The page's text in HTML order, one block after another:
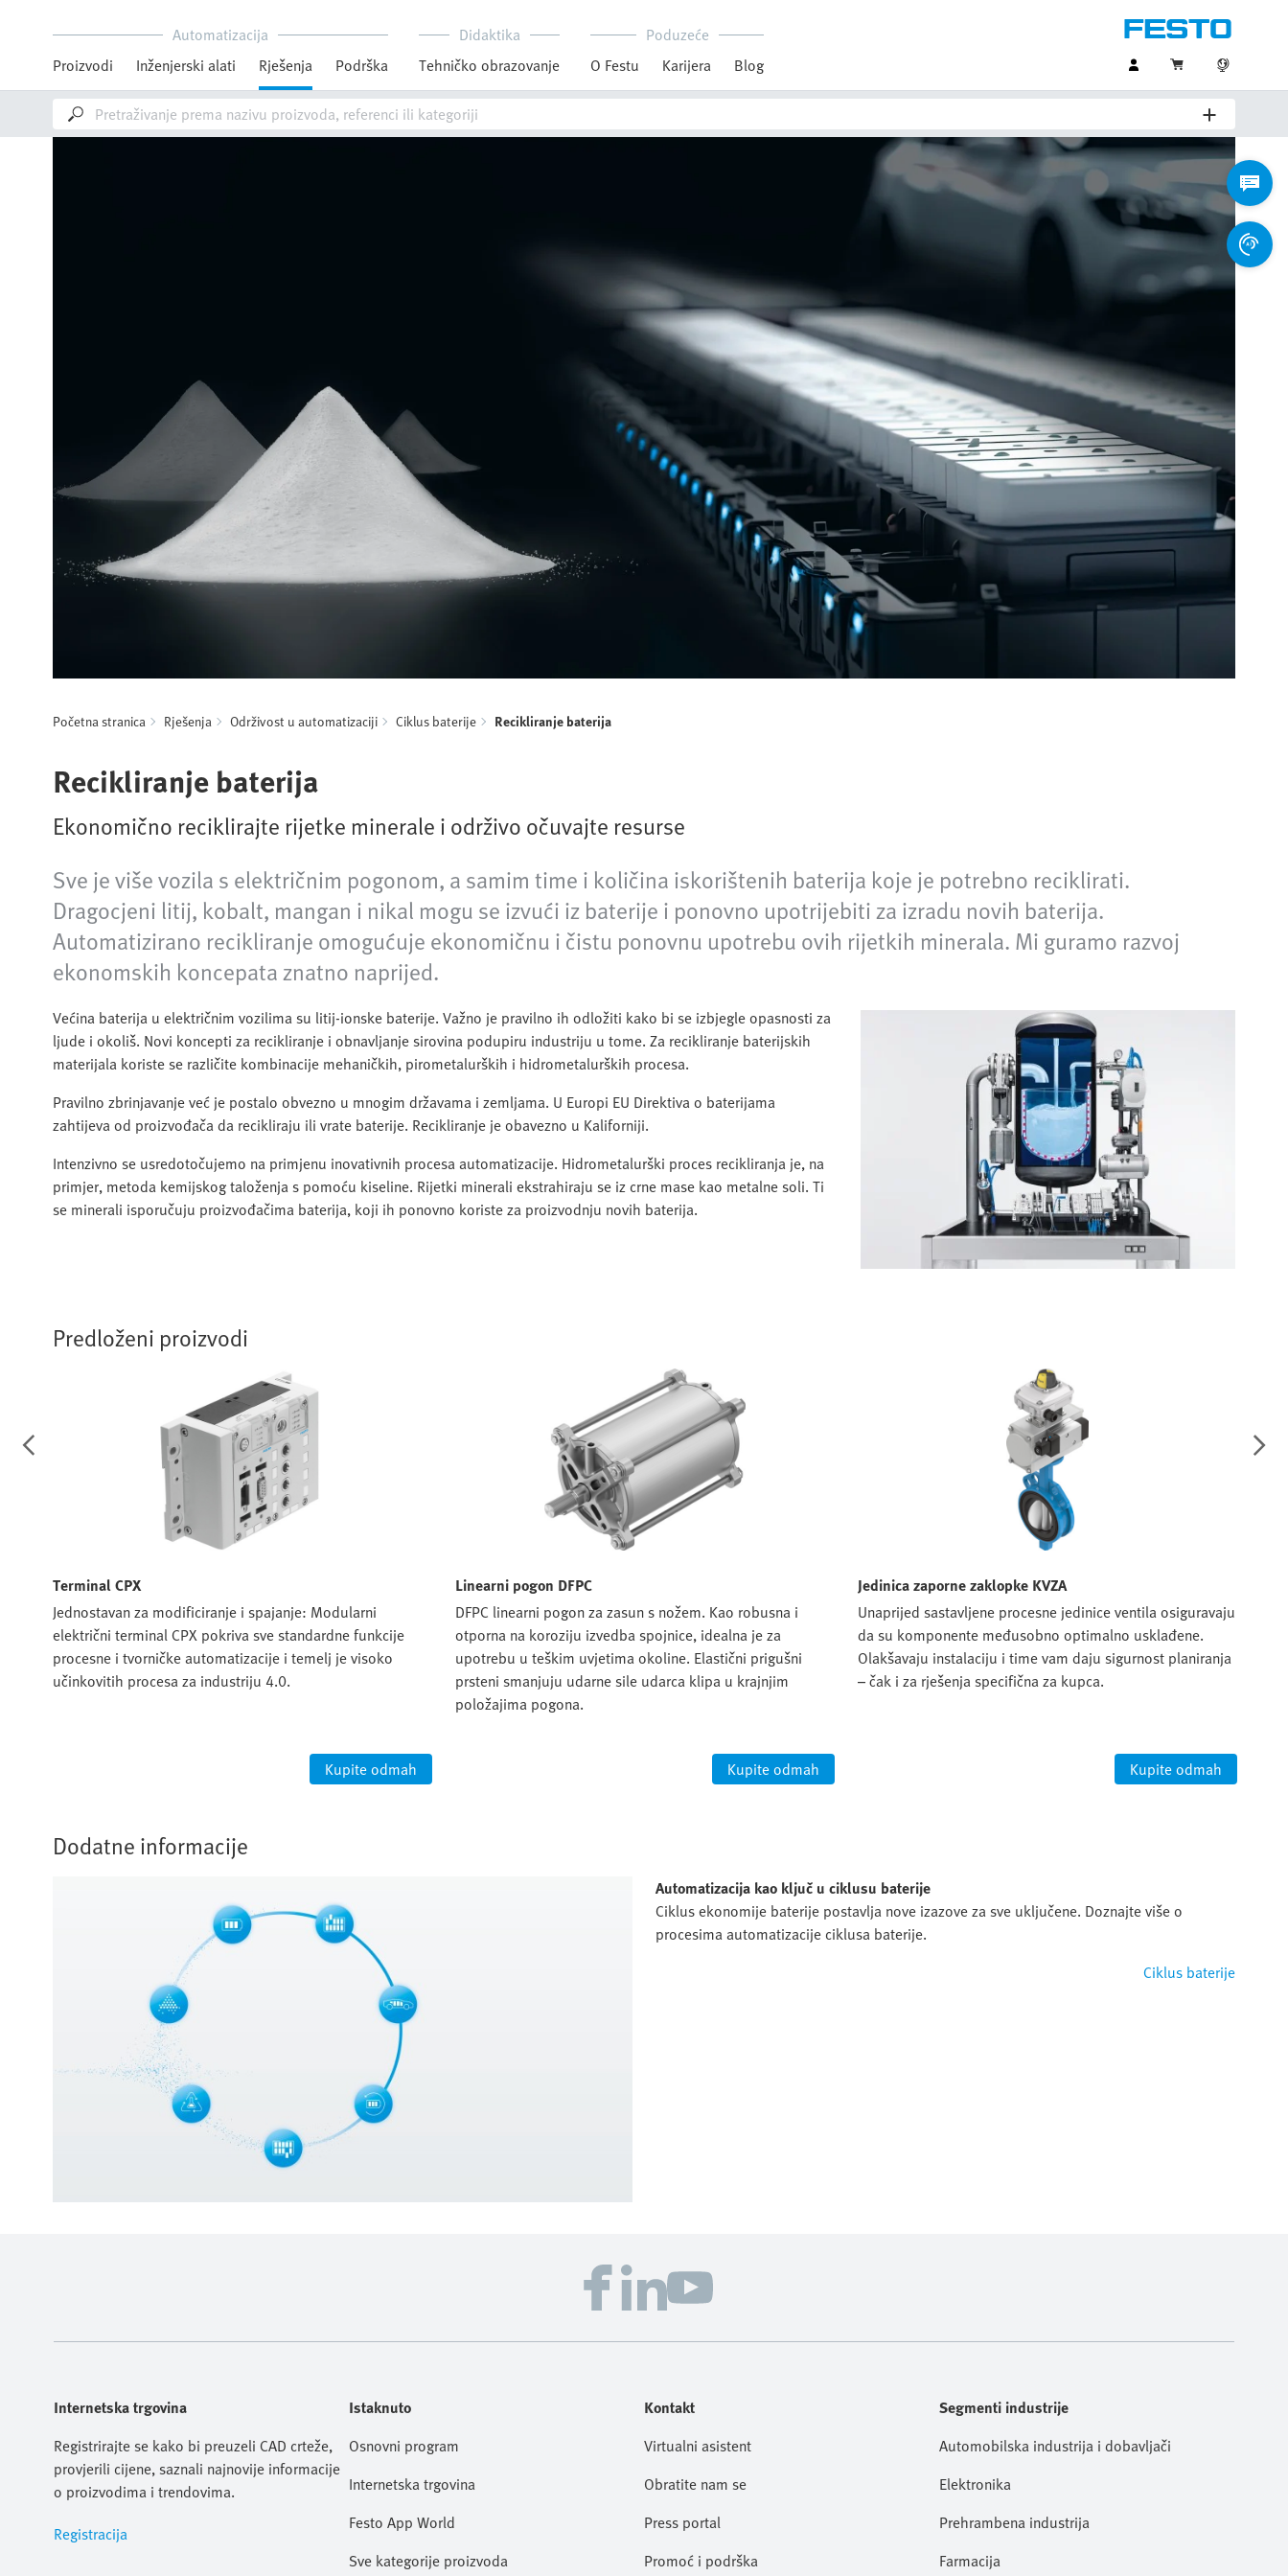
Automatizacija
Proizvodi
Inženjerski alati Rješenja Podrška
Didaktika
Tehničko obrazovanje
Poduzeće
O Festu
Karijera Blog
Početna stranica Rješenja Održivost u automatizaciji Ciklus baterije Recikliranje baterija
Recikliranje baterija
Ekonomično reciklirajte rijetke minerale i održivo očuvajte resurse
Sve je više vozila s električnim pogonom, a samim time i količina iskorištenih baterija koje je potrebno reciklirati.
Dragocjeni litij, kobalt, mangan i nikal mogu se izvući iz baterije i ponovno upotrijebiti za izradu novih baterija.
Automatizirano recikliranje omogućuje ekonomičnu i čistu ponovnu upotrebu ovih rijetkih minerala. Mi guramo razvoj
ekonomskih koncepata znatno naprijed.
Većina baterija u električnim vozilima su litij-ionske baterije. Važno je pravilno ih odložiti kako bi se izbjegle opasnosti za
ljude i okoliš. Novi koncepti za recikliranje i obnavljanje sirovina podupiru industriju u tome. Za recikliranje baterijskih
materijala koriste se različite kombinacije mehaničkih, pirometalurških i hidrometalurških procesa.
Pravilno zbrinjavanje već je postalo obvezno u mnogim državama i zemljama. U Europi EU Direktiva o baterijama
zahtijeva od proizvođača da recikliraju ili vrate baterije. Recikliranje je obavezno u Kaliforniji.
Intenzivno se usredotočujemo na primjenu inovativnih procesa automatizacije. Hidrometalurški proces recikliranja je, na
primjer, metoda kemijskog taloženja s pomoću kiseline. Rijetki minerali ekstrahiraju se iz crne mase kao metalne soli. Ti
se minerali isporučuju proizvođačima baterija, koji ih ponovno koriste za proizvodnju novih baterija.
Predloženi proizvodi
Terminal CPX
Jednostavan za modificiranje i spajanje: Modularni
električni terminal CPX pokriva sve standardne funkcije
procesne i tvorničke automatizacije i temelj je visoko
učinkovitih procesa za industriju 4.0.
Kupite odmah
Linearni pogon DFPC
DFPC linearni pogon za zasun s nožem. Kao robusna i
otporna na koroziju izvedba spojnice, idealna je za
upotrebu u teškim uvjetima okoline. Elastični prigušni
prsteni smanjuju udarne sile udarca klipa u krajnjim
položajima pogona.
Kupite odmah
Jedinica zaporne zaklopke KVZA
Unaprijed sastavljene procesne jedinice ventila osiguravaju
da su komponente međusobno optimalno usklađene.
Olakšavaju instalaciju i time vam daju sigurnost planiranja
– čak i za rješenja specifična za kupca.
Kupite odmah
Dodatne informacije
Automatizacija kao ključ u ciklusu baterije
Ciklus ekonomije baterije postavlja nove izazove za sve uključene. Doznajte više o
procesima automatizacije ciklusa baterije.
Ciklus baterije
Internetska trgovina
Registrirajte se kako bi preuzeli CAD crteže,
provjerili cijene, saznali najnovije informacije
o proizvodima i trendovima.
Registracija
Istaknuto
Osnovni program
Internetska trgovina
Festo App World
Sve kategorije proizvoda
Kontakt
Virtualni asistent
Obratite nam se
Press portal
Promoć i podrška
Segmenti industrije
Automobilska industrija i dobavljači
Elektronika
Prehrambena industrija
Farmacija